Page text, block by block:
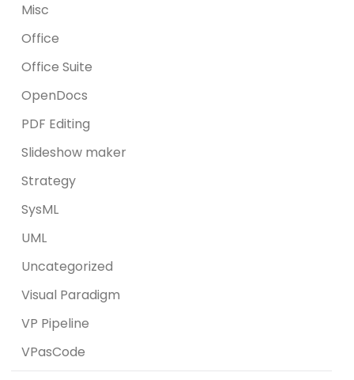
Misc
Office
Office Suite
OpenDocs
PDF Editing
Slideshow maker
Strategy
SysML
UML
Uncategorized
Visual Paradigm
VP Pipeline
VPasCode